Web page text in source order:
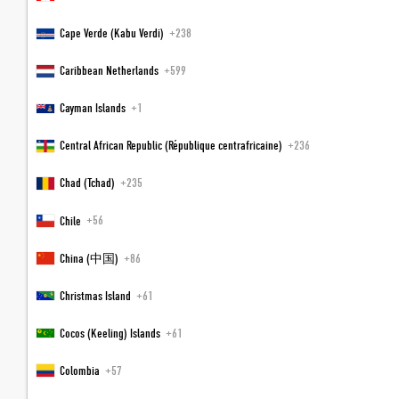
Ort
Telefonnummer
Nachricht
Cape Verde (Kabu Verdi) +238
Caribbean Netherlands +599
Cayman Islands +1
Central African Republic (République centrafricaine) +236
Chad (Tchad) +235
Chile +56
China (中国) +86
Christmas Island +61
Cocos (Keeling) Islands +61
Colombia +57